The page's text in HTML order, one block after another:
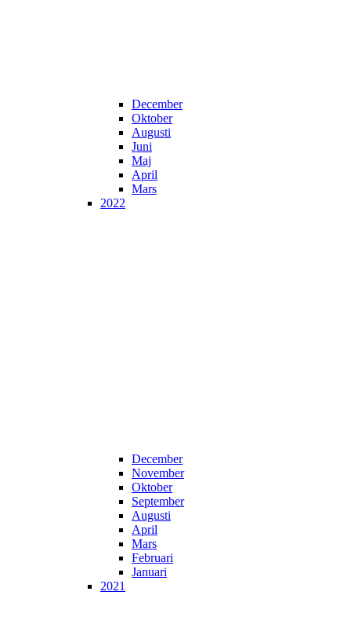
December
Oktober
Augusti
Juni
Maj
April
Mars
2022
December
November
Oktober
September
Augusti
April
Mars
Februari
Januari
2021